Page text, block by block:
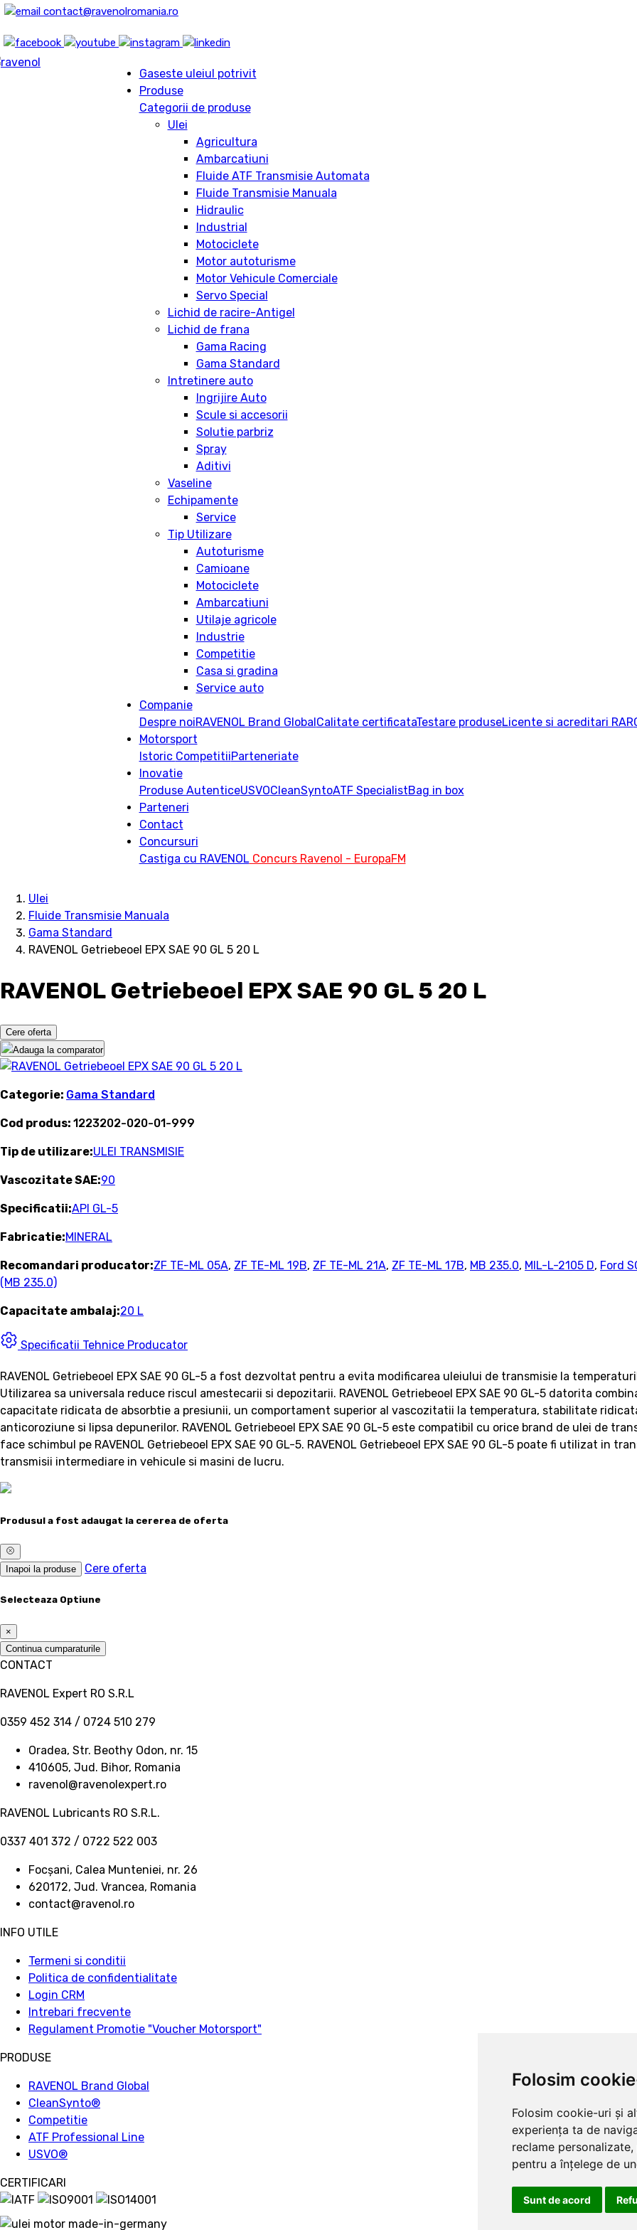
Folosim
Folosim cookie-uri și
experiența ta de
reclame
pentru a înțelege de
Sunt de acord
contact@ravenolromania.ro
Gaseste uleiul potrivit
Produse
Categorii de produse
Ulei
Agricultura
Ambarcatiuni
Fluide ATF Transmisie Automata
Fluide Transmisie Manuala
Hidraulic
Industrial
Motociclete
Motor autoturisme
Motor Vehicule Comerciale
Servo Special
Lichid de racire-Antigel
Lichid de frana
Gama Racing
Gama Standard
Intretinere auto
Ingrijire Auto
Scule si accesorii
Solutie parbriz
Spray
Aditivi
Vaseline
Echipamente
Service
Tip Utilizare
Autoturisme
Camioane
Motociclete
Ambarcatiuni
Utilaje agricole
Industrie
Competitie
Casa si gradina
Service auto
Companie
Despre noiRAVENOL Brand GlobalCalitate certificataTestare produseLicente si acreditari RAR
Motorsport
Istoric CompetitiiParteneriate
Inovatie
Produse AutenticeUSVOCleanSyntoATF SpecialistBag in box
Parteneri
Contact
Concursuri
Castiga cu RAVENOLConcurs Ravenol - EuropaFM
Ulei
Fluide Transmisie Manuala
Gama Standard
RAVENOL Getriebeoel EPX SAE 90 GL 5 20 L
RAVENOL Getriebeoel EPX SAE 90 GL 5 20 L
Cere oferta
Adauga la comparator
Categorie: Gama Standard
Cod produs: 1223202-020-01-999
Tip de utilizare:ULEI TRANSMISIE
Vascozitate SAE:90
Specificatii:API GL-5
Fabricatie:MINERAL
Recomandari producator:ZF TE-ML 05A, ZF TE-ML 19B, ZF TE-ML 21A, ZF TE-ML 17B, MB 235.0, MIL-L-2105 D, Ford
(MB 235.0)
Capacitate ambalaj:20 L
Specificatii Tehnice Producator
RAVENOL Getriebeoel EPX SAE 90 GL-5 a fost dezvoltat pentru a evita modificarea uleiului de transmisie la
Utilizarea sa universala reduce riscul amestecarii si depozitarii. RAVENOL Getriebeoel EPX SAE 90 GL-5 datorita
capacitate ridicata de absorbtie a presiunii, un comportament superior al vascozitatii la temperatura, stabilitate
anticoroziune si lipsa depunerilor. RAVENOL Getriebeoel EPX SAE 90 GL-5 este compatibil cu orice brand de ulei de
face schimbul pe RAVENOL Getriebeoel EPX SAE 90 GL-5. RAVENOL Getriebeoel EPX SAE 90 GL-5 poate fi utilizat in
transmisii intermediare in vehicule si masini de lucru.
Produsul a fost adaugat la cererea de oferta
Inapoi la produse Cere oferta
Selecteaza Optiune
×
Continua cumparaturile
CONTACT
RAVENOL Expert RO S.R.L
0359 452 314 / 0724 510 279
Oradea, Str. Beothy Odon, nr. 15
410605, Jud. Bihor, Romania
ravenol@ravenolexpert.ro
RAVENOL Lubricants RO S.R.L.
0337 401 372 / 0722 522 003
Focșani, Calea Munteniei, nr. 26
620172, Jud. Vrancea, Romania
contact@ravenol.ro
INFO UTILE
Termeni si conditii
Politica de confidentialitate
Login CRM
Intrebari frecvente
Regulament Promotie "Voucher Motorsport"
PRODUSE
RAVENOL Brand Global
CleanSynto®
Competitie
ATF Professional Line
USVO®
CERTIFICARI